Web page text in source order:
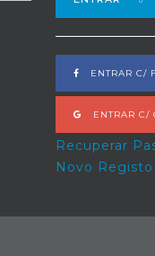
ENTRAR C/
ENTRAR C/
Recuperar
Novo Registo